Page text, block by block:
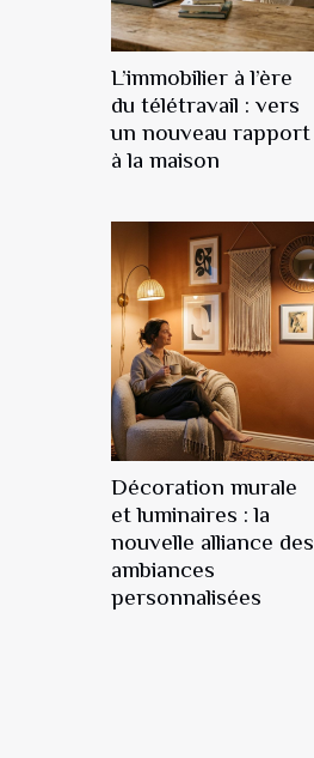
L’immobilier à l’ère
du télétravail : vers
un nouveau rapport
à la maison
Décoration murale
et luminaires : la
nouvelle alliance des
ambiances
personnalisées